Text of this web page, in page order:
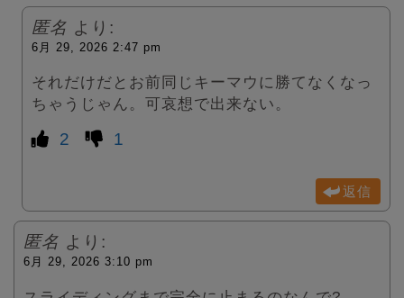
匿名 より:
6月 29, 2026 2:47 pm
それだけだとお前同じキーマウに勝てなくなっ
ちゃうじゃん。可哀想で出来ない。
2 1
返信
匿名 より:
6月 29, 2026 3:10 pm